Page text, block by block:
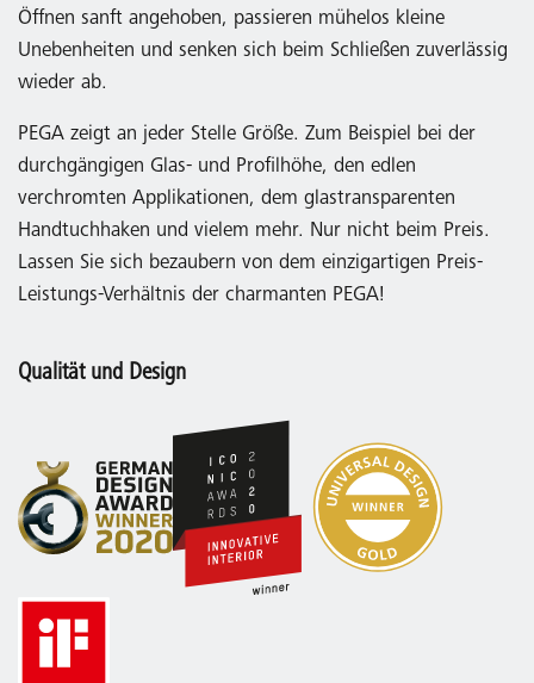
Öffnen sanft angehoben, passieren mühelos kleine
Unebenheiten und senken sich beim Schließen zuverlässig
wieder ab.
PEGA zeigt an jeder Stelle Größe. Zum Beispiel bei der
durchgängigen Glas- und Profilhöhe, den edlen
verchromten Applikationen, dem glastransparenten
Handtuchhaken und vielem mehr. Nur nicht beim Preis.
Lassen Sie sich bezaubern von dem einzigartigen Preis-
Leistungs-Verhältnis der charmanten PEGA!
Qualität und Design